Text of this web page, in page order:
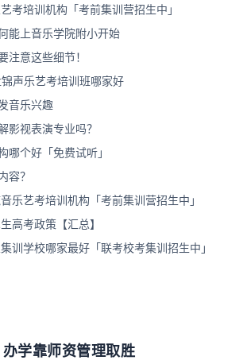
考培训机构「考前集训营招生中」
能上音乐学院附小开始
注意这些细节！
声乐艺考培训班哪家好
音乐兴趣
影视表演专业吗？
哪个好「免费试听」
容？
乐艺考培训机构「考前集训营招生中」
高考政策【汇总】
训学校哪家最好「联考校考集训招生中」
办学靠师资管理取胜